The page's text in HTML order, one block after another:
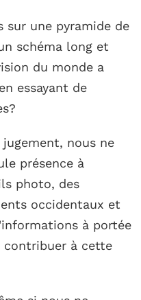
sur une pyramide de
schéma long et
du monde a
essayant de
nous ne
présence à
photo, des
occidentaux et
à portée
contribuer à cette